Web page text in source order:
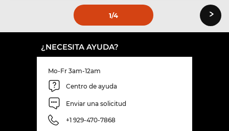
1/4 ›
¿NECESITA AYUDA?
Mo-Fr 3am-12am
Centro de ayuda
Enviar una solicitud
+1 929-470-7868